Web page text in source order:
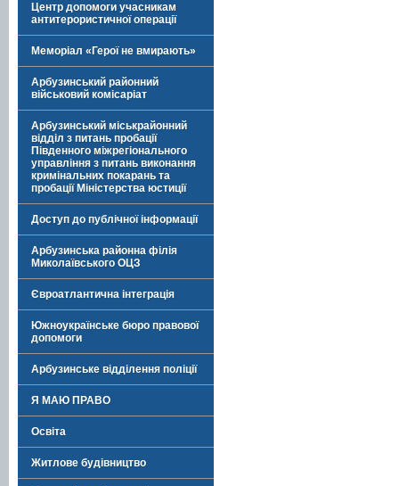
Центр допомоги учасникам
антитерористичної операції
Меморіал «Герої не вмирають»
Арбузинський районний
військовий комісаріат
Арбузинський міськрайонний
відділ з питань пробації
Південного міжрегіонального
управління з питань виконання
кримінальних покарань та
пробації Міністерства юстиції
Доступ до публічної інформації
Арбузинська районна філія
Миколаївського ОЦЗ
Євроатлантична інтеграція
Южноукраїнське бюро правової
допомоги
Арбузинське відділення поліції
Я МАЮ ПРАВО
Освіта
Житлове будівництво